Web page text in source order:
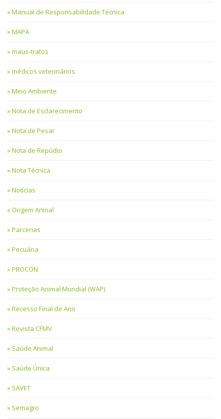
Manual de Responsabilidade Técnica
MAPA
maus-tratos
médicos veterinários
Meio Ambiente
Nota de Esclarecimento
Nota de Pesar
Nota de Repúdio
Nota Técnica
Notícias
Origem Aninal
Parcerias
Pecuária
PROCON
Proteção Animal Mundial (WAP)
Recesso Final de Ano
Revista CFMV
Saúde Animal
Saúde Única
SAVET
Semagro